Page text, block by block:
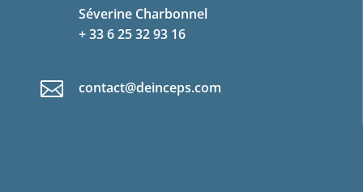
Séverine Charbonnel
+ 33 6 25 32 93 16
 contact@deinceps.com